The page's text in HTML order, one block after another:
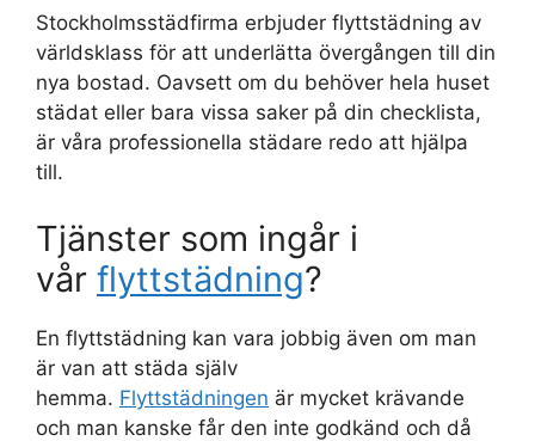
Stockholmsstädfirma erbjuder flyttstädning av
världsklass för att underlätta övergången till din
nya bostad. Oavsett om du behöver hela huset
städat eller bara vissa saker på din checklista,
är våra professionella städare redo att hjälpa
till.
Tjänster som ingår i
vår flyttstädning?
En flyttstädning kan vara jobbig även om man
är van att städa själv
hemma. Flyttstädningen är mycket krävande
och man kanske får den inte godkänd och då